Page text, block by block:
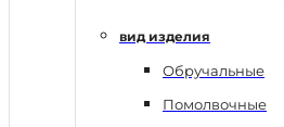
вид изделия
Обручальные
Помолвочные